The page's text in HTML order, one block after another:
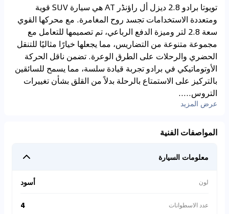
تويوتا برادو 2.8 ديزل أل راؤنڈر AT هي سيارة SUV قوية
ومتعددة الاستخدامات تجسد روح المغامرة. مع محركها القوي
سعة 2.8 لتر وميزة الدفع الرباعي، تم تصميمها للتعامل مع
مجموعة متنوعة من التضاريس، مما يجعلها خيارًا مثاليًا للتنقل
الحضري والرحلات على الطرق الوعرة. تضمن ناقل الحركة
الأوتوماتيكي في برادو تجربة قيادة سلسة، مما يسمح للسائقين
بالتركيز على الاستمتاع بالرحلة بدلاً من القلق بشأن تغييرات
التروس.....
عرض المزيد
المواصفات الفنية
معلومات السيارة
لون أسود
عدد الاسطوانات 4